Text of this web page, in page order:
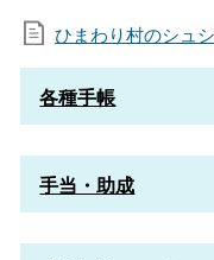
ひまわり村のシュ
各種手帳
手当・助成